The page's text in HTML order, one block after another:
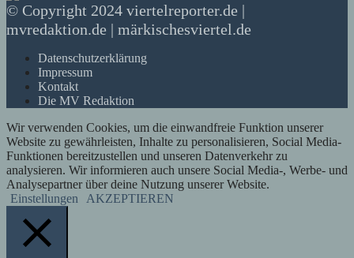
© Copyright 2024 viertelreporter.de |
mvredaktion.de | märkischesviertel.de
Datenschutzerklärung
Impressum
Kontakt
Die MV Redaktion
Wir verwenden Cookies, um die einwandfreie Funktion unserer
Website zu gewährleisten, Inhalte zu personalisieren, Social Media-
Funktionen bereitzustellen und unseren Datenverkehr zu
analysieren. Wir informieren auch unsere Social Media-, Werbe- und
Analysepartner über deine Nutzung unserer Website.
Einstellungen
AKZEPTIEREN